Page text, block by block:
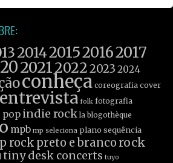
2014201520162017
202120222023 2024
conheça coreografia cover
entrevista folk fotografia
pop indie rock la blogothèque
mpb mp seleciona plano sequência
rock preto e branco rock
tiny desk concerts tuyo